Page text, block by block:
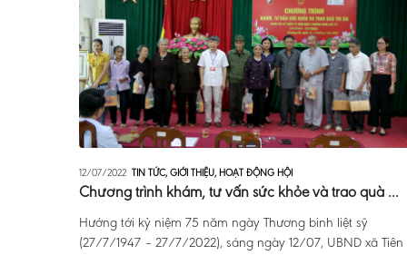
12/07/2022 TIN TỨC, GIỚI THIỆU, HOẠT ĐỘNG HỘI
Chương trình khám, tư vấn sức khỏe và trao quà ...
Hướng tới kỷ niệm 75 năm ngày Thương binh liệt sỹ
(27/7/1947 – 27/7/2022), sáng ngày 12/07, UBND xã Tiên